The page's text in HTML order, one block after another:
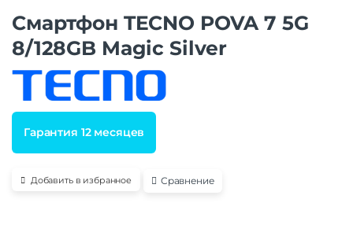
Смартфон TECNO POVA 7 5G
8/128GB Magic Silver
Гарантия 12 месяцев
Добавить в избранное Сравнение